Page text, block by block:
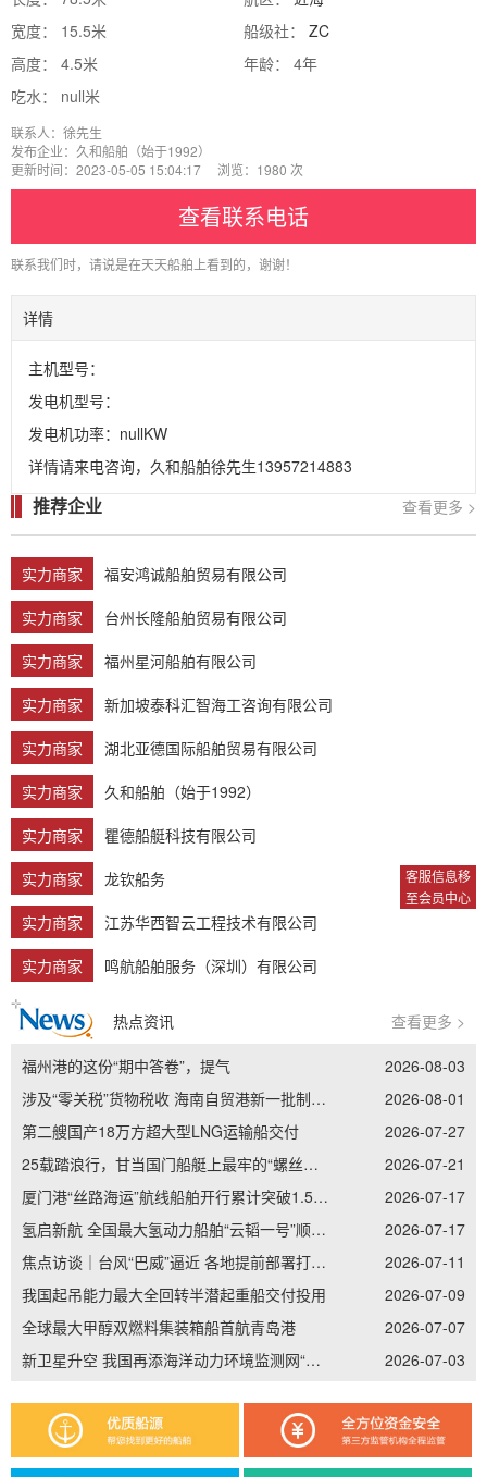
客服信息移
至会员中心
宽度： 15.5米
船级社： ZC
高度： 4.5米
年龄： 4年
吃水： null米
联系人：徐先生
发布企业：久和船舶（始于1992）
更新时间：2023-05-05 15:04:17 浏览：1980 次
查看联系电话
联系我们时，请说是在天天船舶上看到的，谢谢！
详情
主机型号：
发电机型号：
发电机功率：nullKW
详情请来电咨询，久和船舶徐先生13957214883
推荐企业 查看更多 >
实力商家
福安鸿诚船舶贸易有限公司
实力商家
台州长隆船舶贸易有限公司
实力商家
福州星河船舶有限公司
实力商家
新加坡泰科汇智海工咨询有限公司
实力商家
湖北亚德国际船舶贸易有限公司
实力商家
久和船舶（始于1992）
实力商家
瞿德船艇科技有限公司
实力商家
龙钦船务
实力商家
江苏华西智云工程技术有限公司
实力商家
鸣航船舶服务（深圳）有限公司
热点资讯 查看更多 >
福州港的这份“期中答卷”，提气
2026-08-03
涉及“零关税”货物税收 海南自贸港新一批制度集成创新案例发布
2026-08-01
第二艘国产18万方超大型LNG运输船交付
2026-07-27
25载踏浪行，甘当国门船艇上最牢的“螺丝钉”——记南通边检老兵李加立的“硬核”坚守
2026-07-21
厦门港“丝路海运”航线船舶开行累计突破1.5万艘次
2026-07-17
氢启新航 全国最大氢动力船舶“云韬一号”顺利吉水
2026-07-17
焦点访谈｜台风“巴威”逼近 各地提前部署打好防御主动仗
2026-07-11
我国起吊能力最大全回转半潜起重船交付投用
2026-07-09
全球最大甲醇双燃料集装箱船首航青岛港
2026-07-07
新卫星升空 我国再添海洋动力环境监测网“天眼”
2026-07-03